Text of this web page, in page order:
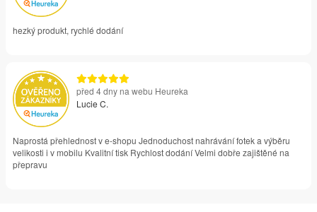
hezký produkt, rychlé dodání
před 4 dny na webu Heureka
Lucie C.
Naprostá přehlednost v e-shopu Jednoduchost nahrávání fotek a výběru
velikosti i v mobilu Kvalitní tisk Rychlost dodání Velmi dobře zajištěné na
přepravu